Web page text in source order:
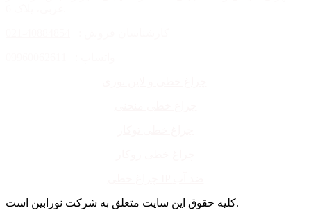
کلیه حقوق این سایت متعلق به شرکت نورابین است.